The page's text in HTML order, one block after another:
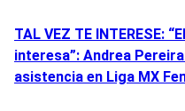
TAL VEZ TE INTERESE:
interesa”: Andrea
asistencia en Liga MX